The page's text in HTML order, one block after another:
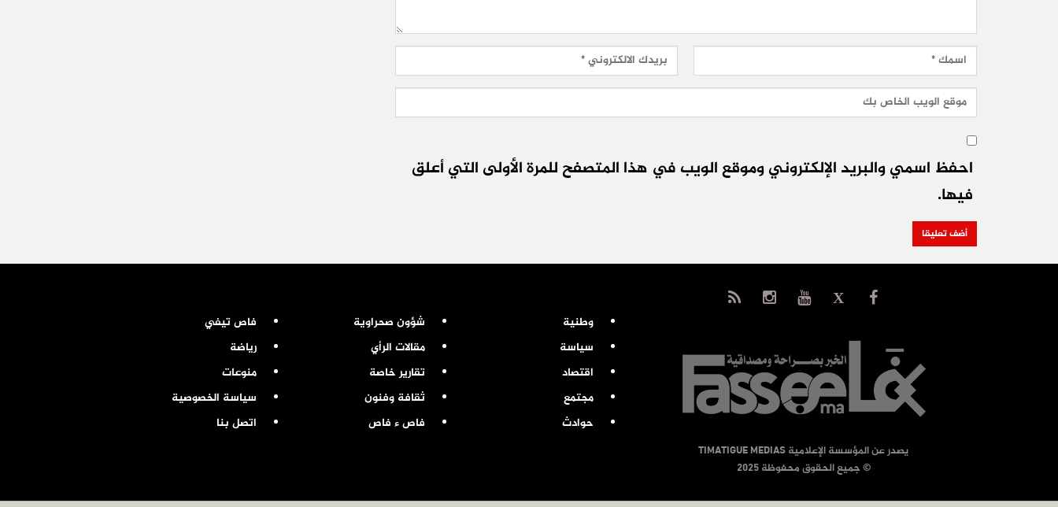
احفظ اسمي والبريد الإلكتروني وموقع الويب في هذا المتصفح للمرة الأولى التي أعلق
فيها.
يصدر عن المؤسسة الإعلامية TIMATIGUE MEDIAS
© جميع الحقوق محفوظة 2025
وطنية
سياسة
اقتصاد
مجتمع
حوادث
شؤون صحراوية
مقالات الرأي
تقارير خاصة
ثقافة وفنون
فاص ء فاص
فاص تيفي
رياضة
منوعات
سياسة الخصوصية
اتصل بنا